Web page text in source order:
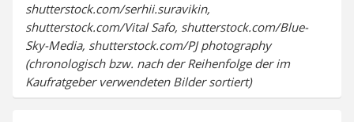
shutterstock.com/serhii.suravikin,
shutterstock.com/Vital Safo, shutterstock.com/Blue-
Sky-Media, shutterstock.com/PJ photography
(chronologisch bzw. nach der Reihenfolge der im
Kaufratgeber verwendeten Bilder sortiert)